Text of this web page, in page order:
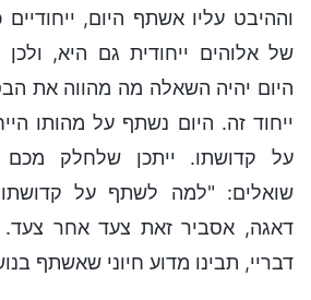
וההיבט עליו אשתף היום,
של אלוהים ייחודית גם היא,
היום יהיה השאלה מה מהווה את
ייחוד זה. היום נשתף על מהותו
על קדושתו. ייתכן שלחלק
שואלים: "למה לשתף על
דאגה, אסביר זאת צעד אחר
דבריי, תבינו מדוע חיוני שאשתף